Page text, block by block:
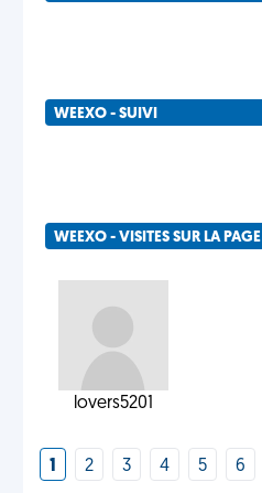
WEEXO - SUIVI
WEEXO - VISITES SUR LA PAGE
lovers5201
1 2 3 4 5 6